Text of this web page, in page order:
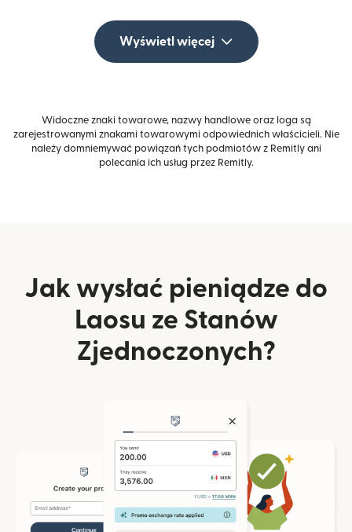
Wyświetl więcej
Widoczne znaki towarowe, nazwy handlowe oraz loga są
zarejestrowanymi znakami towarowymi odpowiednich właścicieli. Nie
należy domniemywać powiązań tych podmiotów z Remitly ani
polecania ich usług przez Remitly.
Jak wysłać pieniądze do
Laosu ze Stanów
Zjednoczonych?